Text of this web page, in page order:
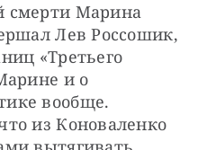
смерти Марина
Лев Россошик,
«Третьего
и о
вообще.
из Коноваленко